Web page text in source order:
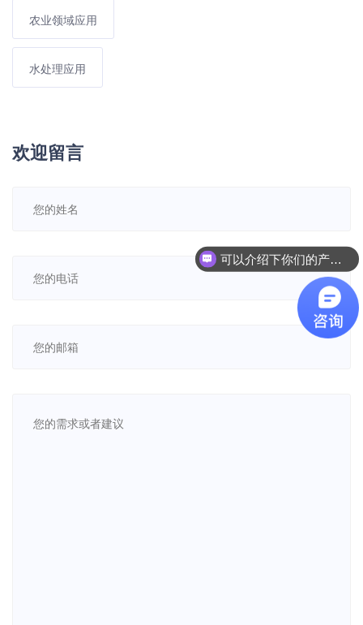
农业领域应用
水处理应用
欢迎留言
可以介绍下你们的产品么